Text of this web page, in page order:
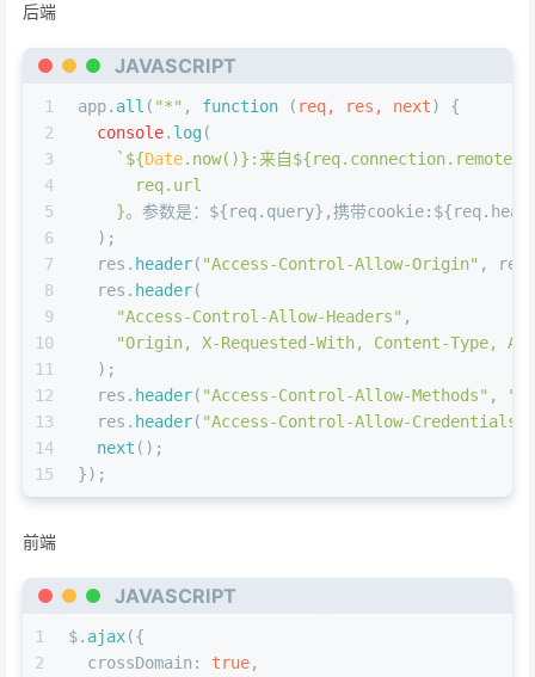
后端
JAVASCRIPT
1
2
3
4
5
6
7
8
9
10
11
12
13
14
15
app. all ( "*" , function ( req, res, next) {
console. log(
` ${Date.now()} :来自
      req.url
    }
。参数是： ${req.query} ,携带cookie:
  );
  res.
header( "Access-Control-Allow-Origin" , req.
  res.
header(
"Access-Control-Allow-Headers" ,
"Origin, X-Requested-With, Content-Type,
  );
  res.
header( "Access-Control-Allow-Methods" ,
  res.
header( "Access-Control-Allow-Credentials"
next ();
});
前端
JAVASCRIPT
1
2
$. ajax({
crossDomain : true,